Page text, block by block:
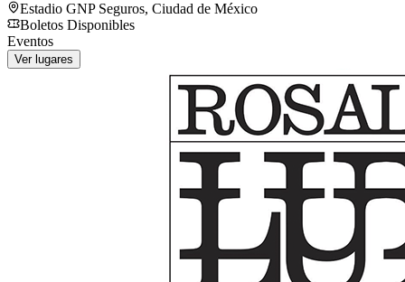
Estadio GNP Seguros, Ciudad de México
Boletos Disponibles
Eventos
Ver lugares